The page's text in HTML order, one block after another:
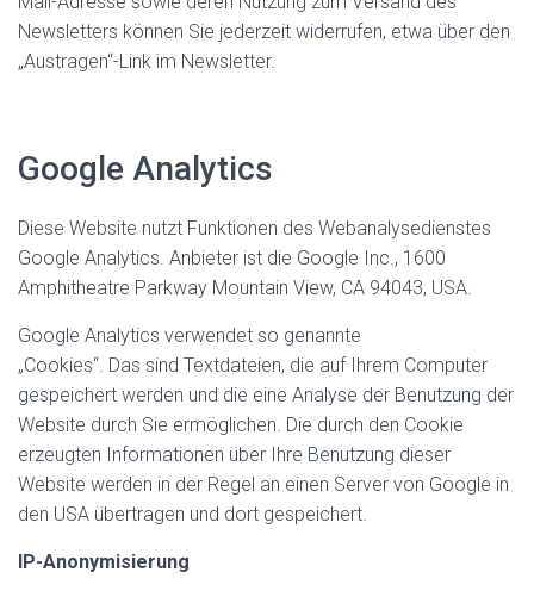
Newsletters können Sie jederzeit widerrufen, etwa über den
„Austragen“-Link im Newsletter.
Google Analytics
Diese Website nutzt Funktionen des Webanalysedienstes
Google Analytics. Anbieter ist die Google Inc., 1600
Amphitheatre Parkway Mountain View, CA 94043, USA.
Google Analytics verwendet so genannte
„Cookies“. Das sind Textdateien, die auf Ihrem Computer
gespeichert werden und die eine Analyse der Benutzung der
Website durch Sie ermöglichen. Die durch den Cookie
erzeugten Informationen über Ihre Benutzung dieser
Website werden in der Regel an einen Server von Google in
den USA übertragen und dort gespeichert.
IP-Anonymisierung